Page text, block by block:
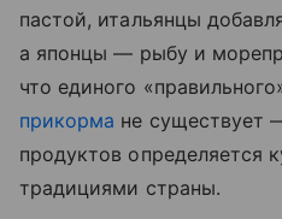
пастой, итальянцы
а японцы — рыбу и
что единого
прикорма не существует
продуктов определяется
традициями страны.